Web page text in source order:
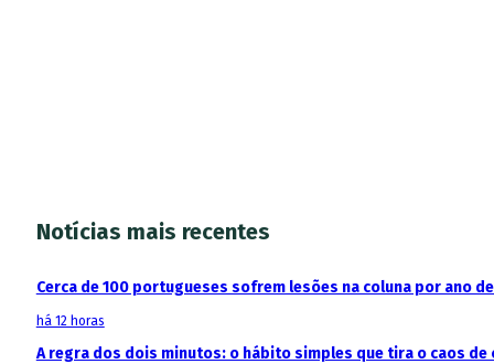
Notícias mais recentes
Cerca de 100 portugueses sofrem lesões na coluna por ano
há 12 horas
A regra dos dois minutos: o hábito simples que tira o caos de